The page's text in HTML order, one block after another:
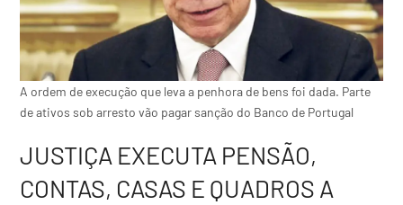
A ordem de execução que leva a penhora de bens foi dada. Parte
de ativos sob arresto vão pagar sanção do Banco de Portugal
JUSTIÇA EXECUTA PENSÃO,
CONTAS, CASAS E QUADROS A